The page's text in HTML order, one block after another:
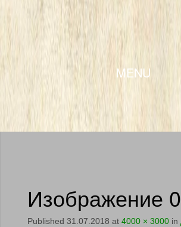
MENU
SKIP TO CONTENT
Изображение
Published 31.07.2018 at 4000 × 3000 in